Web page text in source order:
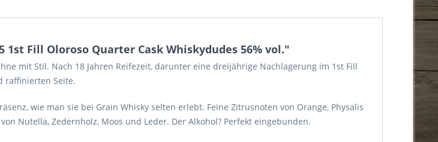
Fill Oloroso Quarter Cask Whiskydudes 56% vol."
mit Stil. Nach 18 Jahren Reifezeit, darunter eine dreijährige Nachlagerung im 1st Fill
raffinierten Seite.
wie man sie bei Grain Whisky selten erlebt. Feine Zitrusnoten von Orange, Physalis
Nutella, Zedernholz, Moos und Leder. Der Alkohol? Perfekt eingebunden.